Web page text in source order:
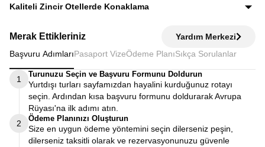
Ekstra tur ücreti alınmaz; programda yer alan tüm geziler
Kaliteli Zincir Otellerde Konaklama
kalınırken, Avrupa Rüyası’nda merkeze yakın kaliteli zincir
otellerde konaklayarak zamanınızı verimli kullanırsınız.
Merak Ettikleriniz
Yardım Merkezi
Başvuru AdımlarıPasaport VizeÖdeme Planı Sıkça Sorulanlar
1
Turunuzu Seçin ve Başvuru Formunu Doldurun
Yurtdışı turları sayfamızdan hayalini kurduğunuz rotayı
seçin. Ardından kısa başvuru formunu doldurarak Avrupa
Rüyası'na ilk adımı atın.
2
Ödeme Planınızı Oluşturun
Size en uygun ödeme yöntemini seçin dilerseniz peşin,
dilerseniz taksitli olarak ve rezervasyonunuzu güvenle